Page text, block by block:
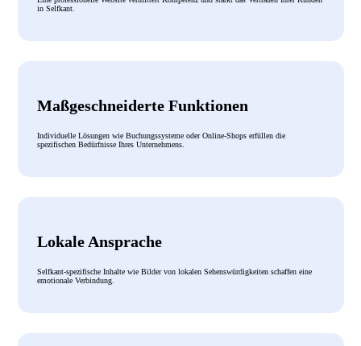
in Selfkant.
Maßgeschneiderte Funktionen
Individuelle Lösungen wie Buchungssysteme oder Online-Shops erfüllen die
spezifischen Bedürfnisse Ihres Unternehmens.
Lokale Ansprache
Selfkant-spezifische Inhalte wie Bilder von lokalen Sehenswürdigkeiten schaffen eine
emotionale Verbindung.